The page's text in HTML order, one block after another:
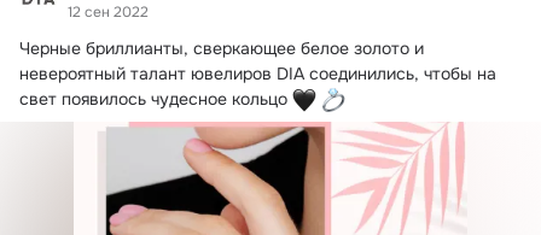
12 сен 2022
Черные бриллианты, сверкающее белое золото и
невероятный талант ювелиров DIA соединились, чтобы на
свет появилось чудесное кольцо